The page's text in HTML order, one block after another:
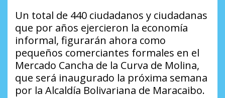
Un total de 440 ciudadanos y ciudadanas
que por años ejercieron la economía
informal, figurarán ahora como
pequeños comerciantes formales en el
Mercado Cancha de la Curva de Molina,
que será inaugurado la próxima semana
por la Alcaldía Bolivariana de Maracaibo.